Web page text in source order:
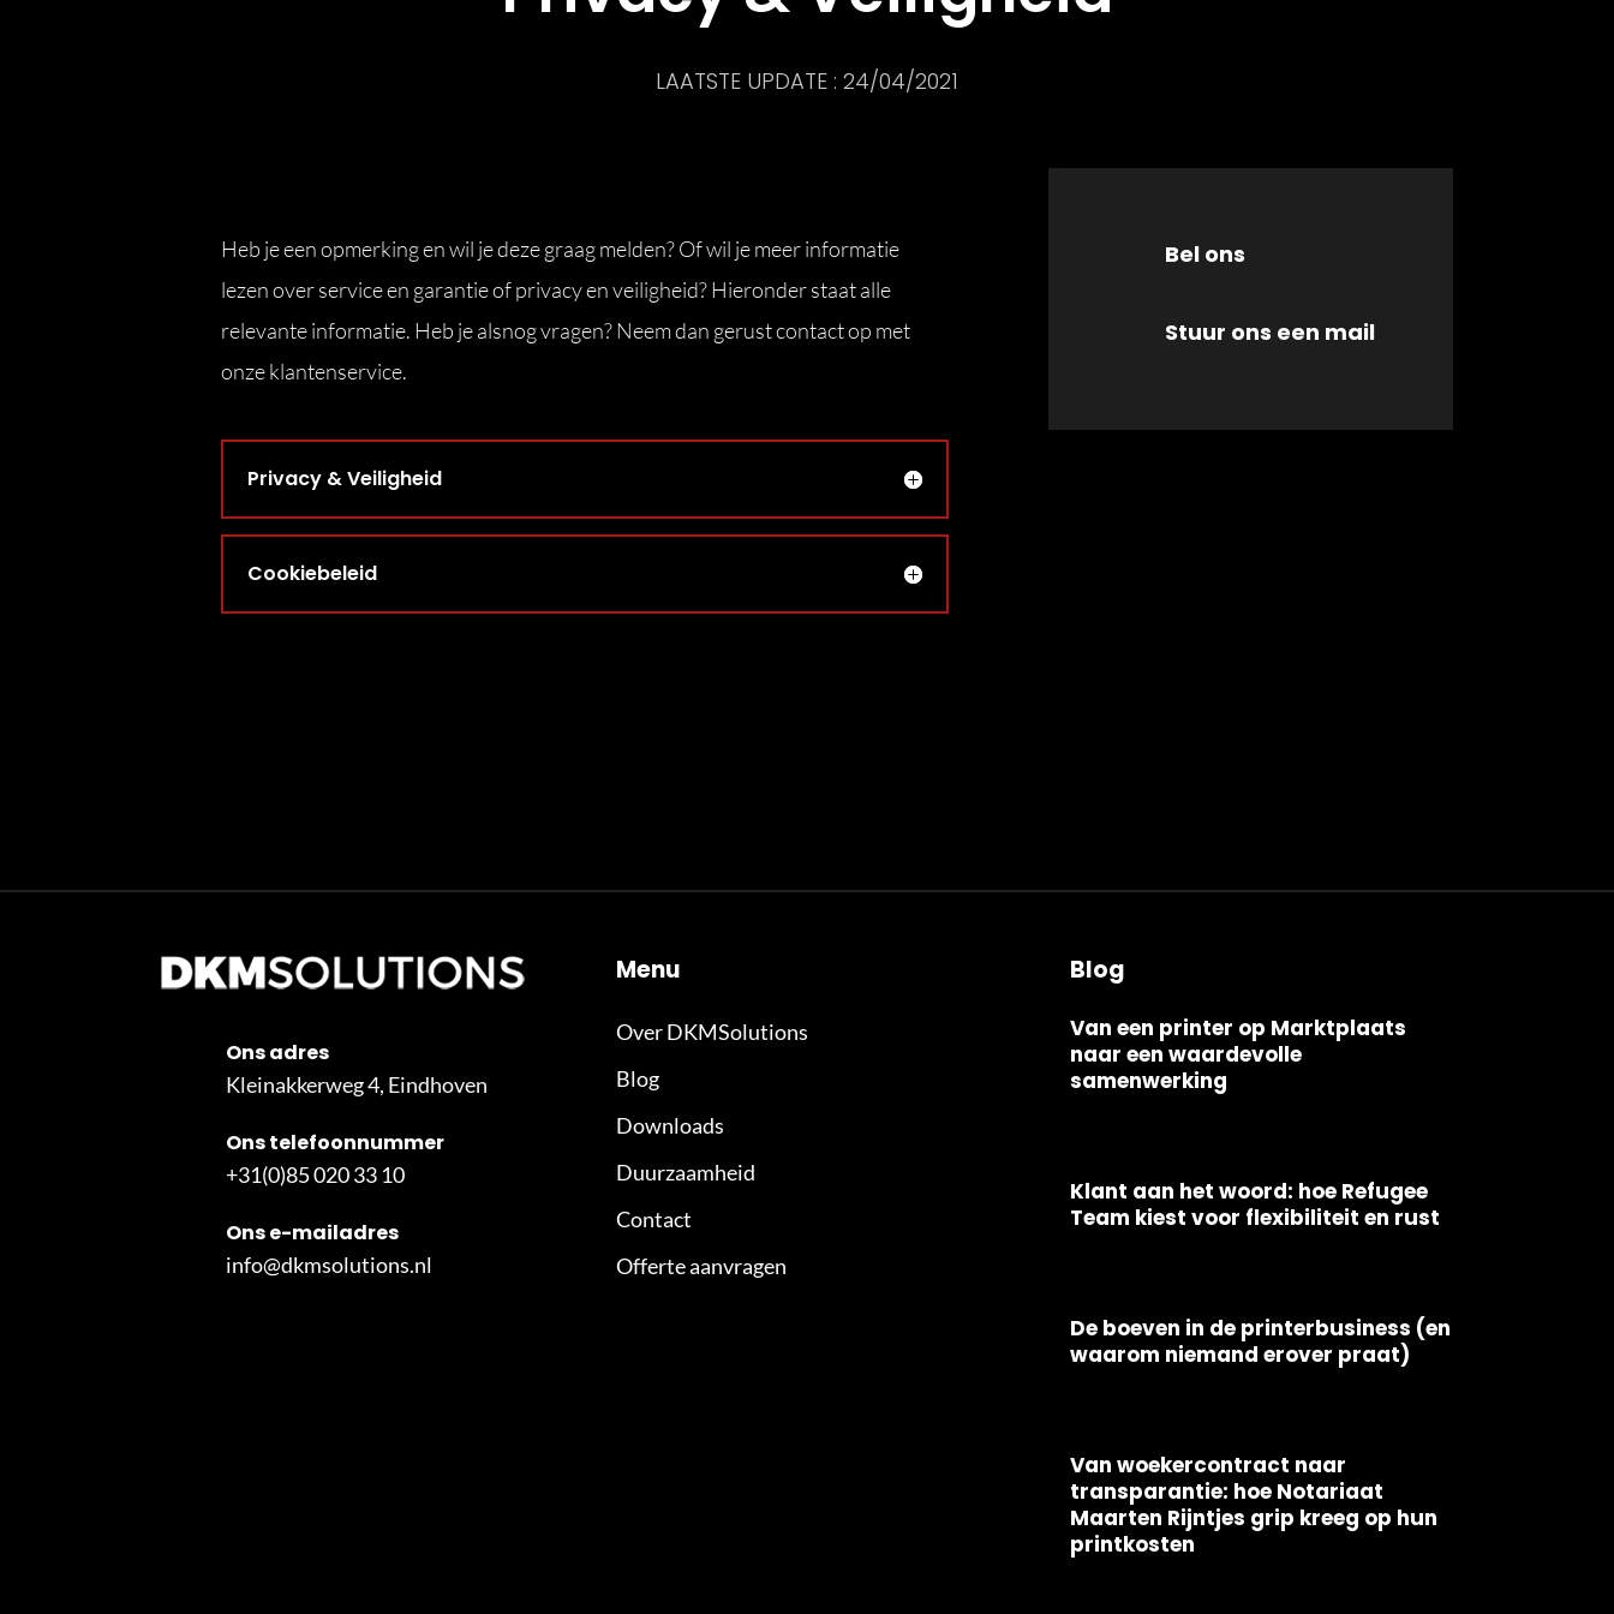
LAATSTE UPDATE : 24/04/2021
Heb je een opmerking en wil je deze graag melden? Of wil je meer informatie
lezen over service en garantie of privacy en veiligheid? Hieronder staat alle
relevante informatie. Heb je alsnog vragen? Neem dan gerust contact op met
onze klantenservice.
Privacy & Veiligheid
Cookiebeleid
Bel ons
Stuur ons een mail
Ons adres
Kleinakkerweg 4, Eindhoven
Ons telefoonnummer
+31(0)85 020 33 10
Ons e-mailadres
info@dkmsolutions.nl
Menu
Over DKMSolutions
Blog
Downloads
Duurzaamheid
Contact
Offerte aanvragen
Blog
Van een printer op Marktplaats
naar een waardevolle
samenwerking
Klant aan het woord: hoe Refugee
Team kiest voor flexibiliteit en rust
De boeven in de printerbusiness (en
waarom niemand erover praat)
Van woekercontract naar
transparantie: hoe Notariaat
Maarten Rijntjes grip kreeg op hun
printkosten